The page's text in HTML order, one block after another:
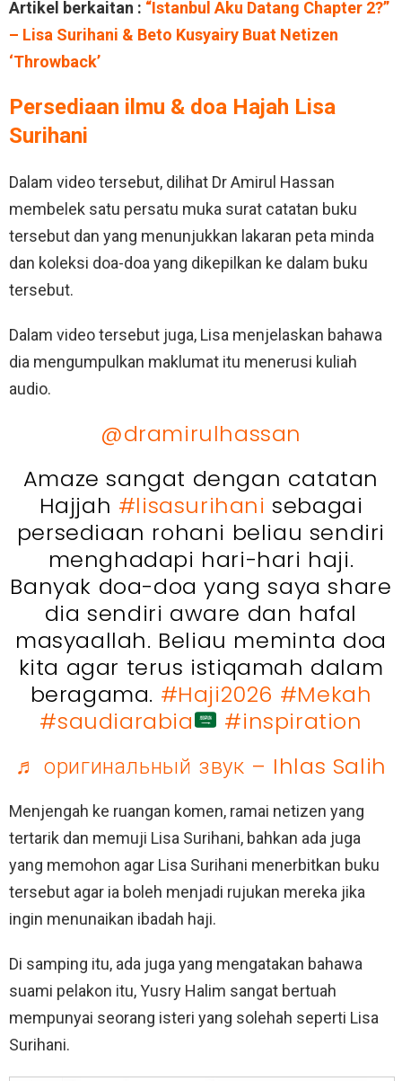
Artikel berkaitan : “Istanbul Aku Datang Chapter 2?”
– Lisa Surihani & Beto Kusyairy Buat Netizen
‘Throwback’
Persediaan ilmu & doa Hajah Lisa
Surihani
Dalam video tersebut, dilihat Dr Amirul Hassan
membelek satu persatu muka surat catatan buku
tersebut dan yang menunjukkan lakaran peta minda
dan koleksi doa-doa yang dikepilkan ke dalam buku
tersebut.
Dalam video tersebut juga, Lisa menjelaskan bahawa
dia mengumpulkan maklumat itu menerusi kuliah
audio.
@dramirulhassan
Amaze sangat dengan catatan
Hajjah #lisasurihani sebagai
persediaan rohani beliau sendiri
menghadapi hari-hari haji.
Banyak doa-doa yang saya share
dia sendiri aware dan hafal
masyaallah. Beliau meminta doa
kita agar terus istiqamah dalam
beragama. #Haji2026 #Mekah
#saudiarabia
#inspiration
♬ оригинальный звук – Ihlas Salih
Menjengah ke ruangan komen, ramai netizen yang
tertarik dan memuji Lisa Surihani, bahkan ada juga
yang memohon agar Lisa Surihani menerbitkan buku
tersebut agar ia boleh menjadi rujukan mereka jika
ingin menunaikan ibadah haji.
Di samping itu, ada juga yang mengatakan bahawa
suami pelakon itu, Yusry Halim sangat bertuah
mempunyai seorang isteri yang solehah seperti Lisa
Surihani.